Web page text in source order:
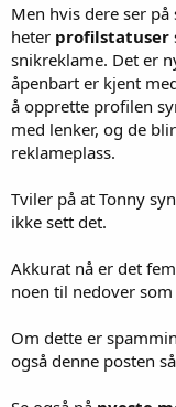
Men hvis dere ser
heter profilstatuser
snikreklame. Det er
åpenbart er kjent
å opprette profilen
med lenker, og de
reklameplass.
Tviler på at Tonny
ikke sett det.
Akkurat nå er det
noen til nedover
Om dette er
også denne posten